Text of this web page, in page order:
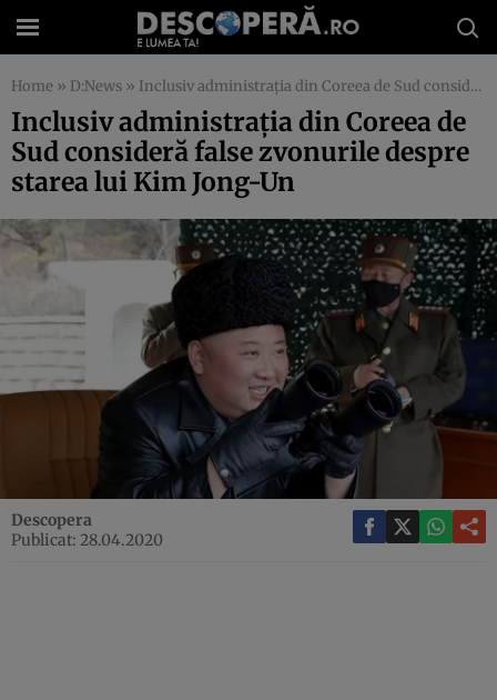
Home » D:News » Inclusiv administraţia din Coreea de Sud consideră false zvonurile despre starea lui Kim Jong-Un
Inclusiv administraţia din Coreea de
Sud consideră false zvonurile despre
starea lui Kim Jong-Un
Descopera
Publicat: 28.04.2020